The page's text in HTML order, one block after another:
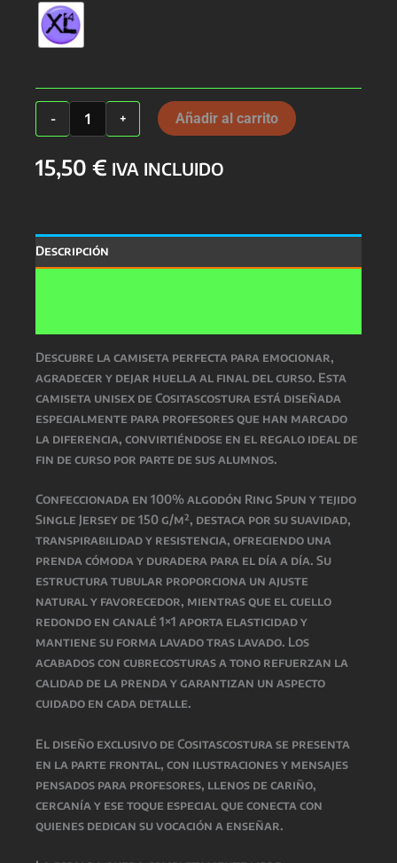
-
Camiseta
cantidad
+ Añadir al carrito
15,50 € IVA INCLUIDO
Descripción
Descubre la camiseta perfecta para emocionar,
agradecer y dejar huella al final del curso. Esta
camiseta unisex de Cositascostura está diseñada
especialmente para profesores que han marcado
la diferencia, convirtiéndose en el regalo ideal de
fin de curso por parte de sus alumnos.
Confeccionada en 100% algodón Ring Spun y tejido
Single Jersey de 150 g/m², destaca por su suavidad,
transpirabilidad y resistencia, ofreciendo una
prenda cómoda y duradera para el día a día. Su
estructura tubular proporciona un ajuste
natural y favorecedor, mientras que el cuello
redondo en canalé 1×1 aporta elasticidad y
mantiene su forma lavado tras lavado. Los
acabados con cubrecosturas a tono refuerzan la
calidad de la prenda y garantizan un aspecto
cuidado en cada detalle.
El diseño exclusivo de Cositascostura se presenta
en la parte frontal, con ilustraciones y mensajes
pensados para profesores, llenos de cariño,
cercanía y ese toque especial que conecta con
quienes dedican su vocación a enseñar.